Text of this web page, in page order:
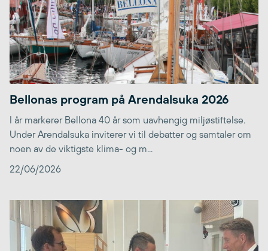
Bellonas program på Arendalsuka 2026
I år markerer Bellona 40 år som uavhengig miljøstiftelse.
Under Arendalsuka inviterer vi til debatter og samtaler om
noen av de viktigste klima- og m...
22/06/2026